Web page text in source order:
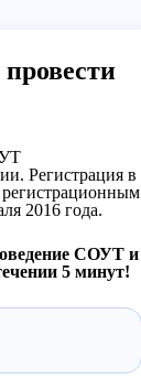
Регистрация в
регистрационным
2016 года.
СОУТ и
5 минут!